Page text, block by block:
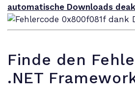
automatische Downloads
Finde den
.NET